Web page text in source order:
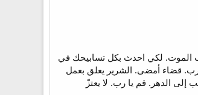
الموت. لكي احدث بكل تسابيحك في
قضاء أمضى. الشرير يعلق بعمل
إلى الدهر. قم يا رب. لا يعتزّ